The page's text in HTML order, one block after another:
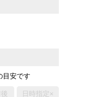
目安です
日時指定×